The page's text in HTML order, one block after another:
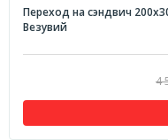
Переход на сэндвич
Везувий
4